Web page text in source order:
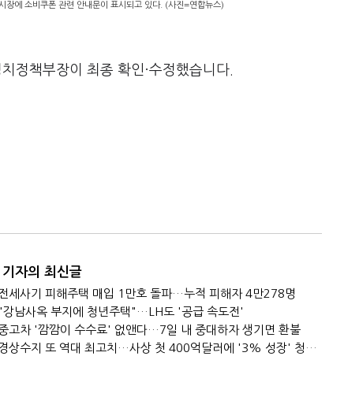
에 소비쿠폰 관련 안내문이 표시되고 있다. (사진=연합뉴스)
정책부장이 최종 확인·수정했습니다.
기자의 최신글
세사기 피해주택 매입 1만호 돌파…누적 피해자 4만278명
강남사옥 부지에 청년주택"…LH도 '공급 속도전'
고차 '깜깜이 수수료' 없앤다…7일 내 중대하자 생기면 환불
경상수지 또 역대 최고치…사상 첫 400억달러에 '3% 성장' 청신호